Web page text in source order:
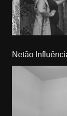
Netão